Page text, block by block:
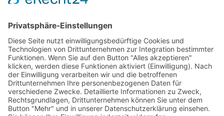
SATZUNG
BEITRAGSORDNUNG
MITGLIEDSANTRAG
SITEMAP
IMPRESSUM